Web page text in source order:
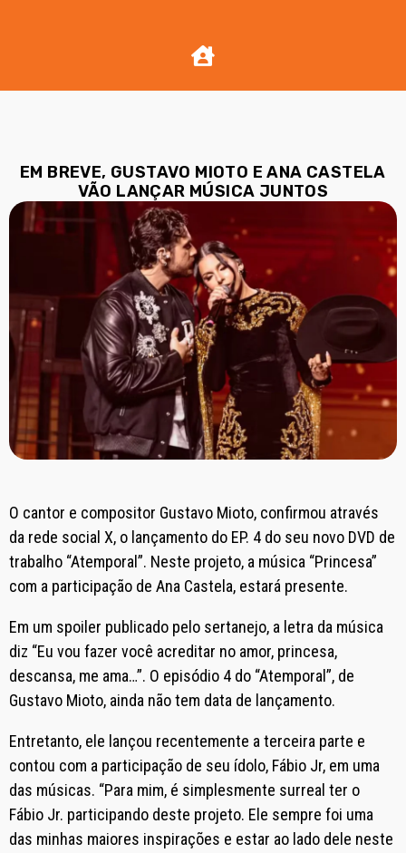
EM BREVE, GUSTAVO MIOTO E ANA CASTELA
VÃO LANÇAR MÚSICA JUNTOS
O cantor e compositor Gustavo Mioto, confirmou através
da rede social X, o lançamento do EP. 4 do seu novo DVD de
trabalho “Atemporal”. Neste projeto, a música “Princesa”
com a participação de Ana Castela, estará presente.
Em um spoiler publicado pelo sertanejo, a letra da música
diz “Eu vou fazer você acreditar no amor, princesa,
descansa, me ama…”. O episódio 4 do “Atemporal”, de
Gustavo Mioto, ainda não tem data de lançamento.
Entretanto, ele lançou recentemente a terceira parte e
contou com a participação de seu ídolo, Fábio Jr, em uma
das músicas. “Para mim, é simplesmente surreal ter o
Fábio Jr. participando deste projeto. Ele sempre foi uma
das minhas maiores inspirações e estar ao lado dele neste